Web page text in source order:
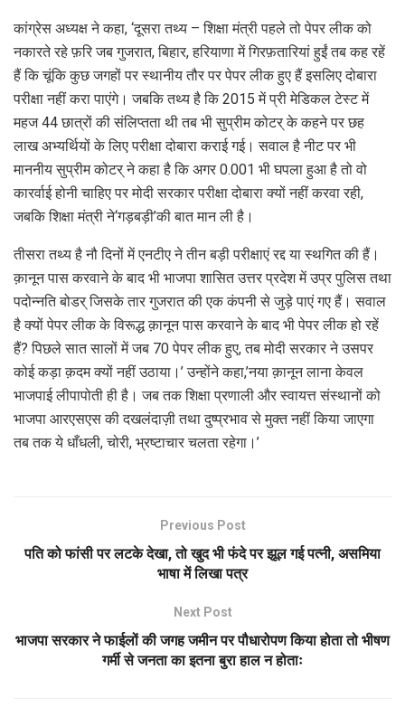
कांग्रेस अध्यक्ष ने कहा, ‘दूसरा तथ्य – शिक्षा मंत्री पहले तो पेपर लीक को
नकारते रहे फ़रि जब गुजरात, बिहार, हरियाणा में गिरफ़तारियां हुईं तब कह रहें
हैं कि चूंकि कुछ जगहों पर स्थानीय तौर पर पेपर लीक हुए हैं इसलिए दोबारा
परीक्षा नहीं करा पाएंगे। जबकि तथ्य है कि 2015 में प्री मेडिकल टेस्ट में
महज 44 छात्रों की संलिप्तता थी तब भी सुप्रीम कोटर् के कहने पर छह
लाख अभ्यर्थियों के लिए परीक्षा दोबारा कराई गई। सवाल है नीट पर भी
माननीय सुप्रीम कोटर् ने कहा है कि अगर 0.001 भी घपला हुआ है तो वो
कारर्वाई होनी चाहिए पर मोदी सरकार परीक्षा दोबारा क्यों नहीं करवा रही,
जबकि शिक्षा मंत्री ने‘गड़बड़ी’की बात मान ली है।
तीसरा तथ्य है नौ दिनों में एनटीए ने तीन बड़ी परीक्षाएं रद्द या स्थगित की हैं।
क़ानून पास करवाने के बाद भी भाजपा शासित उत्तर प्रदेश में उप्र पुलिस तथा
पदोन्नति बोडर् जिसके तार गुजरात की एक कंपनी से जुड़े पाएं गए हैं। सवाल
है क्यों पेपर लीक के विरूद्ध क़ानून पास करवाने के बाद भी पेपर लीक हो रहें
हैं? पिछले सात सालों में जब 70 पेपर लीक हुए, तब मोदी सरकार ने उसपर
कोई कड़ा क़दम क्यों नहीं उठाया।’ उन्होंने कहा,’नया क़ानून लाना केवल
भाजपाई लीपापोती ही है। जब तक शिक्षा प्रणाली और स्वायत्त संस्थानों को
भाजपा आरएसएस की दखलंदाज़ी तथा दुष्प्रभाव से मुक्त नहीं किया जाएगा
तब तक ये धाँधली, चोरी, भ्रष्टाचार चलता रहेगा।’
Previous Post
पति को फांसी पर लटके देखा, तो खुद भी फंदे पर झूल गई पत्नी, असमिया
भाषा में लिखा पत्र
Next Post
भाजपा सरकार ने फाईलों की जगह जमीन पर पौधारोपण किया होता तो भीषण
गर्मी से जनता का इतना बुरा हाल न होताः